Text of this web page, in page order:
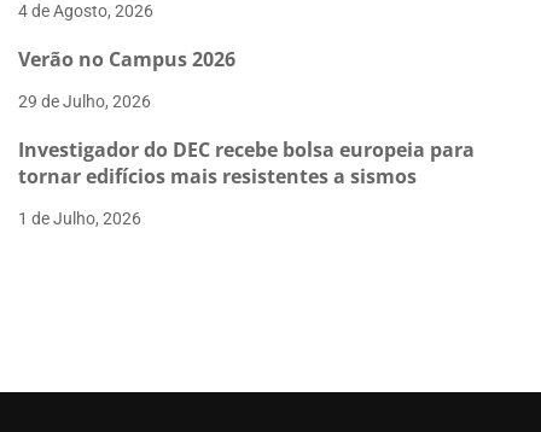
4 de Agosto, 2026
Verão no Campus 2026
29 de Julho, 2026
Investigador do DEC recebe bolsa europeia para
tornar edifícios mais resistentes a sismos
1 de Julho, 2026